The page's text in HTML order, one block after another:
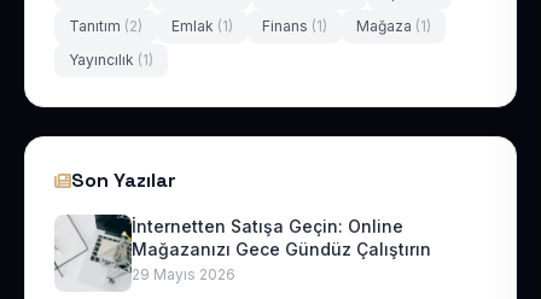
Tanıtım (2) Emlak (1) Finans (1) Mağaza (1)
Yayıncılık (1)
Son Yazılar
İnternetten Satışa Geçin: Online
Mağazanızı Gece Gündüz Çalıştırın
29 Mayıs 2026